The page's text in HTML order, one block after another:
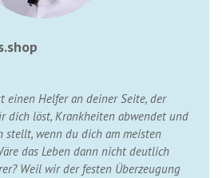
einen Helfer an deiner Seite, der
dich löst, Krankheiten abwendet und
stellt, wenn du dich am meisten
das Leben dann nicht deutlich
Weil wir der festen Überzeugung